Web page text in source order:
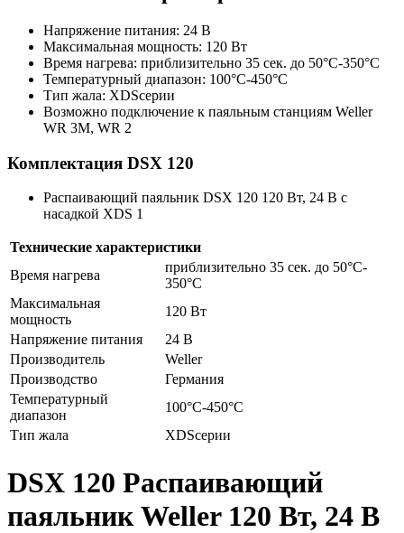
Напряжение питания: 24 В
Максимальная мощность: 120 Вт
Время нагрева: приблизительно 35 сек. до 50°C-350°C
Температурный диапазон: 100°C-450°C
Тип жала: XDSсерии
Возможно подключение к паяльным станциям Weller
WR 3M, WR 2
Комплектация DSX 120
Распаивающий паяльник DSX 120 120 Вт, 24 В с
насадкой XDS 1
Технические характеристики
Время нагрева
приблизительно 35 сек. до 50°C-
350°C
Максимальная
мощность
120 Вт
Напряжение питания
24 В
Производитель
Weller
Производство
Германия
Температурный
диапазон
100°C-450°C
Тип жала
XDSсерии
DSX 120 Распаивающий
паяльник Weller 120 Вт, 24 В